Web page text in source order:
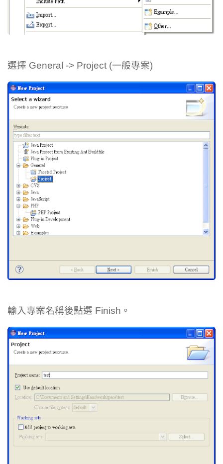
選擇 General -> Project (一般專案)
輸入專案名稱後點選 Finish。